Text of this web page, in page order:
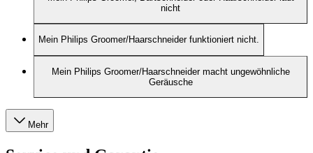
nicht
Mein Philips Groomer/Haarschneider funktioniert nicht.
Mein Philips Groomer/Haarschneider macht ungewöhnliche
Geräusche
Mehr